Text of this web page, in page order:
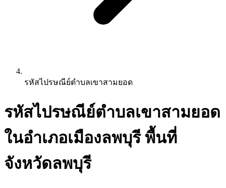
รหัสไปรษณีย์ตำบลเขาสามยอด
รหัสไปรษณีย์ตำบลเขาสามยอด
ในอำเภอเมืองลพบุรี พื้นที่
จังหวัดลพบุรี